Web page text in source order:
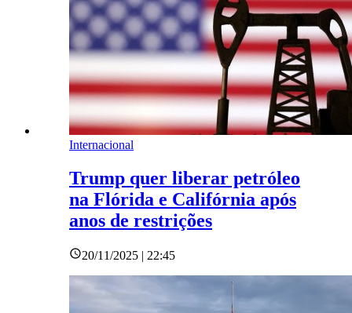
Internacional
Trump quer liberar petróleo
na Flórida e Califórnia após
anos de restrições
20/11/2025 | 22:45